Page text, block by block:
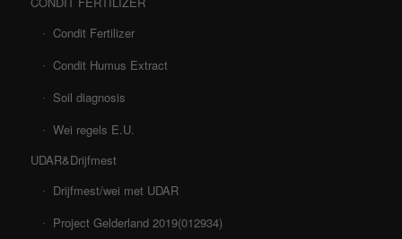
Condit Fertilizer
Condit Humus Extract
Soil diagnosis
Wei regels E.U.
UDAR&Drijfmest
Drijfmest/wei met UDAR
Project Gelderland 2019(012934)